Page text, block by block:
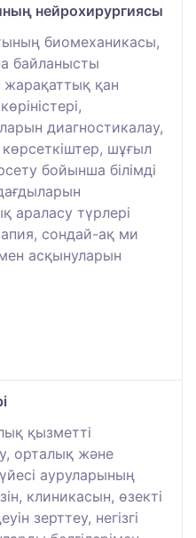
нейрохирургиясы
биомеханикасы,
байланысты
жарақаттық қан
диагностикалау,
шұғыл
бойынша білімді
араласу түрлері
сондай-ақ ми
асқынуларын
қызметті
орталық және
ауруларының
клиникасын, өзекті
зерттеу, негізгі